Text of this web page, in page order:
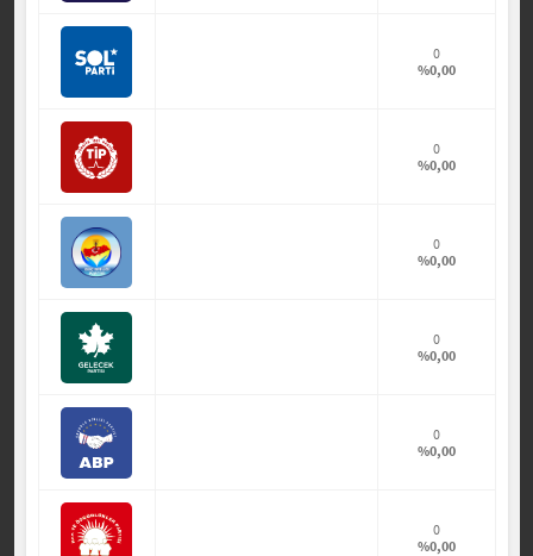
0
%0,00
0
%0,00
0
%0,00
0
%0,00
0
%0,00
0
%0,00